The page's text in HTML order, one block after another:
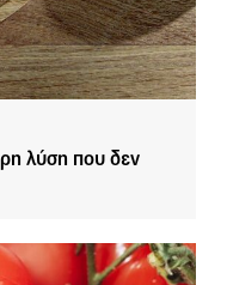
λύση που δεν